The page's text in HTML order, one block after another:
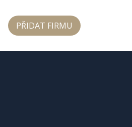
PŘIDAT FIRMU